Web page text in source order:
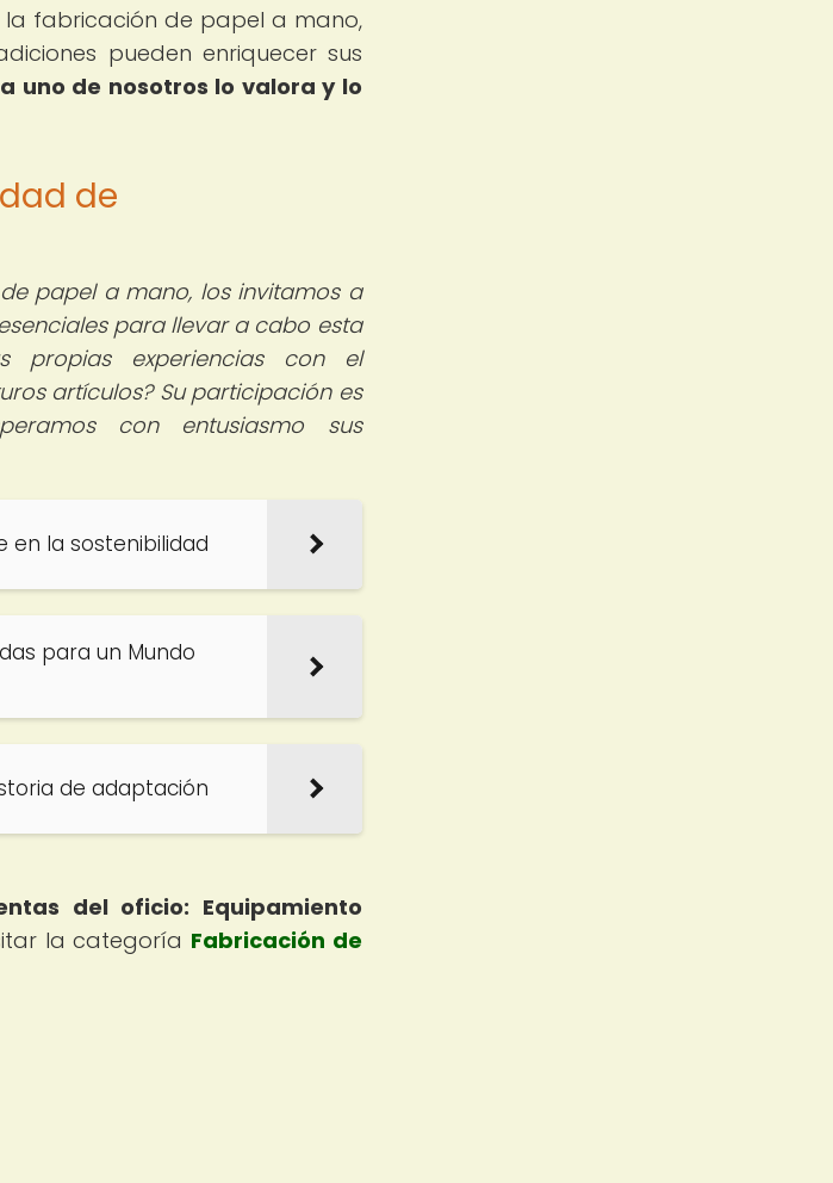
fabricación de papel a mano,
pueden enriquecer sus
uno de nosotros lo valora y lo
de
papel a mano, los invitamos a
para llevar a cabo esta
propias experiencias con el
artículos? Su participación es
con entusiasmo sus
en la sostenibilidad
para un Mundo
de adaptación
del oficio: Equipamiento
la categoría Fabricación de